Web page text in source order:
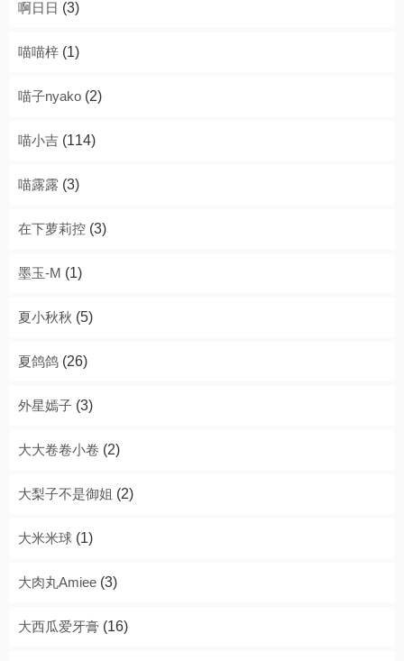
啊日日 (3)
喵喵梓 (1)
喵子nyako (2)
喵小吉 (114)
喵露露 (3)
在下萝莉控 (3)
墨玉-M (1)
夏小秋秋 (5)
夏鸽鸽 (26)
外星嫣子 (3)
大大卷卷小卷 (2)
大梨子不是御姐 (2)
大米米球 (1)
大肉丸Amiee (3)
大西瓜爱牙膏 (16)